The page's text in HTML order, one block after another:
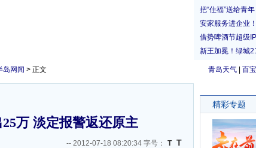
青岛天气 百
岛网闻 > 正文
万 淡定报警返还原主
-- 2012-07-18 08:20:34 字号： T T